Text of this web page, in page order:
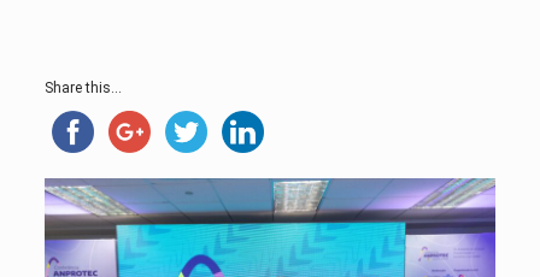
Share this...